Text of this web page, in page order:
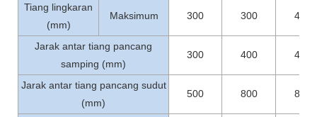
Tiang lingkaran
(mm)
Maksimum 300 300 400
Jarak antar tiang pancang
samping (mm)
300 400 400
Jarak antar tiang pancang sudut
(mm)
500 800 800